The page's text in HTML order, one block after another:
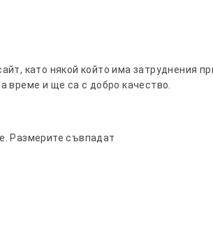
като някой който има затруднения
време и ще са с добро качество.
Размерите съвпадат